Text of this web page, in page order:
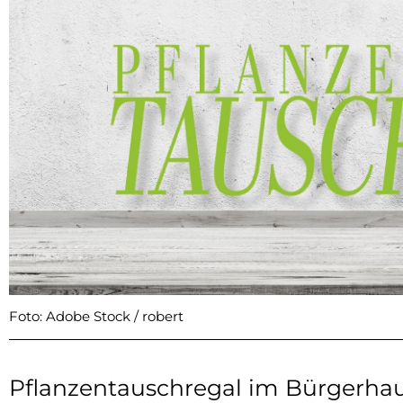
Foto: Adobe Stock / robert
Pflanzentauschregal im